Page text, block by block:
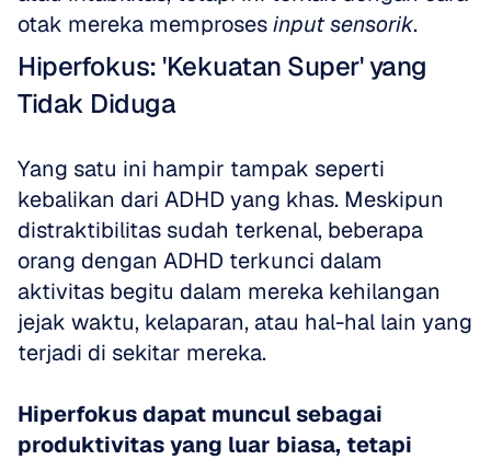
otak mereka memproses input sensorik.
Hiperfokus: 'Kekuatan Super' yang
Tidak Diduga
Yang satu ini hampir tampak seperti
kebalikan dari ADHD yang khas. Meskipun
distraktibilitas sudah terkenal, beberapa
orang dengan ADHD terkunci dalam
aktivitas begitu dalam mereka kehilangan
jejak waktu, kelaparan, atau hal-hal lain yang
terjadi di sekitar mereka.
Hiperfokus dapat muncul sebagai
produktivitas yang luar biasa, tetapi